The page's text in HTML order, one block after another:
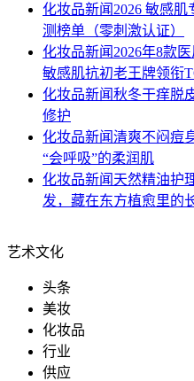
化妆品新闻 2026 敏感
测榜单（零刺激认证）
化妆品新闻 2026年8款
敏感肌抗初老王牌领衔
化妆品新闻秋冬干痒脱
修护
化妆品新闻清爽不闷痘
“会呼吸”的柔润肌
化妆品新闻 天然精油护
发，藏在东方植愈里的
艺术文化
头条
美妆
化妆品
行业
供应